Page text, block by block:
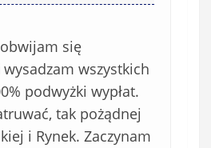
się
wszystkich
podwyżki wypłat.
tak pożądnej
i Rynek. Zaczynam